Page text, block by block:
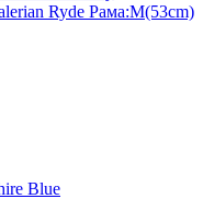
Ryde Рама:M(53cm)